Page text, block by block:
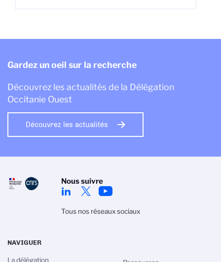
Gardez un oeil sur la recherche
Découvrez les actualités de la Délégation
Occitanie Ouest
Découvrez les actualités
Nous suivre
Tous nos réseaux sociaux
NAVIGUER
La délégation